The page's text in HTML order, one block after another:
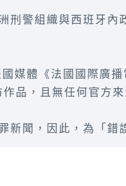
刑警組織與西班牙內
媒體《法國國際廣
品，且無任何官方來
新聞，因此，為「錯